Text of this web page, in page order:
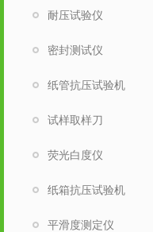
耐压试验仪
密封测试仪
纸管抗压试验机
试样取样刀
荧光白度仪
纸箱抗压试验机
平滑度测定仪